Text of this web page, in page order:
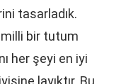
tasarladık.
milli bir tutum
her şeyi en iyi
layıktır. Bu